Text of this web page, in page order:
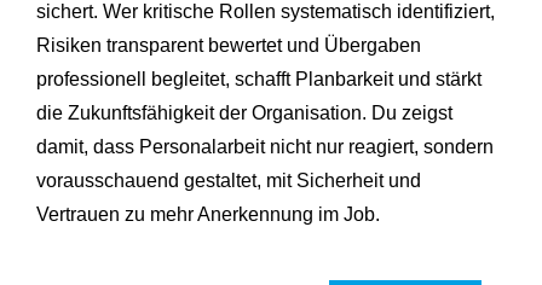
sichert. Wer kritische Rollen systematisch identifiziert,
Risiken transparent bewertet und Übergaben
professionell begleitet, schafft Planbarkeit und stärkt
die Zukunftsfähigkeit der Organisation. Du zeigst
damit, dass Personalarbeit nicht nur reagiert, sondern
vorausschauend gestaltet, mit Sicherheit und
Vertrauen zu mehr Anerkennung im Job.